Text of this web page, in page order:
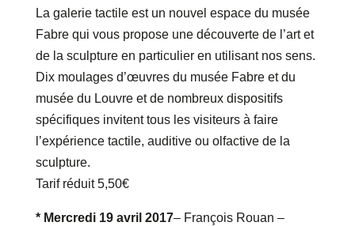
La galerie tactile est un nouvel espace du musée
Fabre qui vous propose une découverte de l’art et
de la sculpture en particulier en utilisant nos sens.
Dix moulages d’œuvres du musée Fabre et du
musée du Louvre et de nombreux dispositifs
spécifiques invitent tous les visiteurs à faire
l’expérience tactile, auditive ou olfactive de la
sculpture.
Tarif réduit 5,50€
* Mercredi 19 avril 2017– François Rouan –